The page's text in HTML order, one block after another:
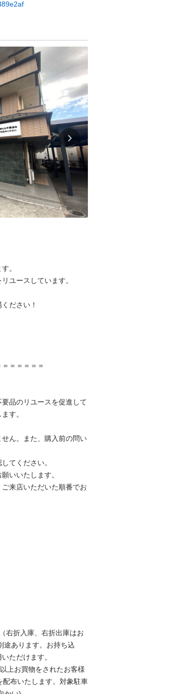
。
ユースしています。
ださい！
＝＝＝＝＝
品のリユースを促進して
す。
ん。また、購入前の問い
てください。
いいたします。
来店いただいた順番でお
右折入庫、右折出庫はお
途あります。お持ち込
ただけます。
上お買物をされたお客様
布いたします。対象駐車